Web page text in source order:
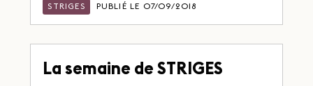
STRIGES PUBLIÉ LE 07/09/2018
La semaine de STRIGES